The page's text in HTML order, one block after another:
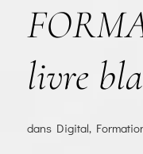
livre
dans Digital,